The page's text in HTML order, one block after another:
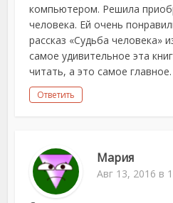
компьютером. Решила
человека. Ей очень
рассказ «Судьба человека»
самое удивительное эта
читать, а это самое главное.
Ответить
Мария
Авг 13, 2016 в